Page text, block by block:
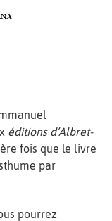
éditions d’Albret-
fois que le livre
par
pourrez